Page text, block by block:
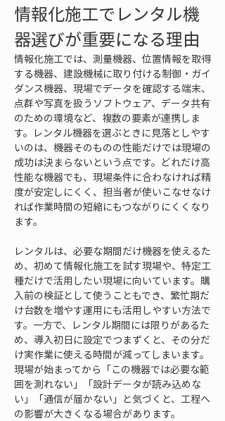
情報化施工でレンタル機
器選びが重要になる理由
情報化施工では、測量機器、位置情報を取得
する機器、建設機械に取り付ける制御・ガイ
ダンス機器、現場でデータを確認する端末、
点群や写真を扱うソフトウェア、データ共有
のための環境など、複数の要素が連携しま
す。レンタル機器を選ぶときに見落としやす
いのは、機器そのものの性能だけでは現場の
成功は決まらないという点です。どれだけ高
性能な機器でも、現場条件に合わなければ精
度が安定しにくく、担当者が使いこなせなけ
れば作業時間の短縮にもつながりにくくなり
ます。
レンタルは、必要な期間だけ機器を使えるた
め、初めて情報化施工を試す現場や、特定工
種だけで活用したい現場に向いています。購
入前の検証として使うこともでき、繁忙期だ
け台数を増やす運用にも活用しやすい方法で
す。一方で、レンタル期間には限りがあるた
め、導入初日に設定でつまずくと、その分だ
け実作業に使える時間が減ってしまいます。
現場が始まってから「この機器では必要な範
囲を測れない」「設計データが読み込めな
い」「通信が届かない」と気づくと、工程へ
の影響が大きくなる場合があります。